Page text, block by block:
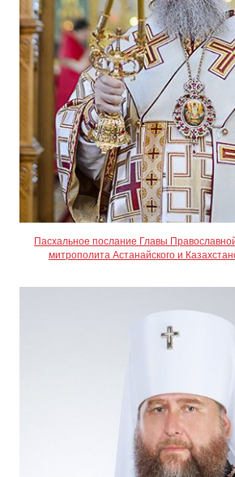
Пасхальное послание Главы
митрополита Астанайского и